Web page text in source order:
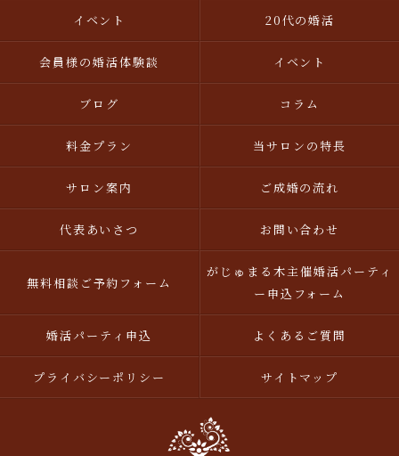
イベント 20代の婚活
会員様の婚活体験談 イベント
ブログ コラム
料金プラン 当サロンの特長
サロン案内 ご成婚の流れ
代表あいさつ お問い合わせ
無料相談ご予約フォーム
がじゅまる木主催婚活パーティ
ー申込フォーム
婚活パーティ申込 よくあるご質問
プライバシーポリシー サイトマップ